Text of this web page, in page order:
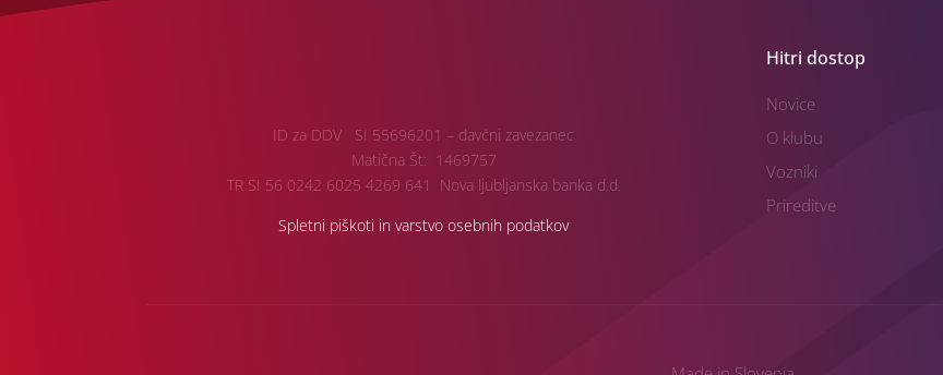
ID za DDV SI 55696201 – davčni zavezanec
Matična Št: 1469757
TR SI 56 0242 6025 4269 641 Nova ljubljanska banka d.d.
Spletni piškoti in varstvo osebnih podatkov
Hitri dostop
Novice
O klubu
Vozniki
Prireditve